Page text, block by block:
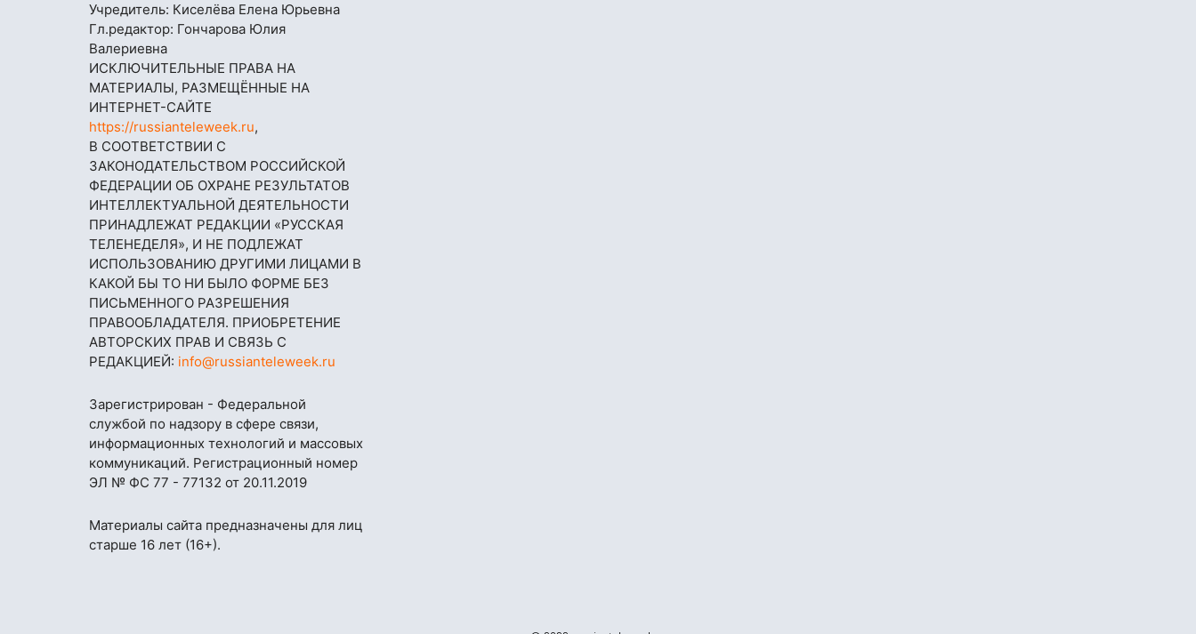
Учредитель: Киселёва Елена Юрьевна
Гл.редактор: Гончарова Юлия
Валериевна
ИСКЛЮЧИТЕЛЬНЫЕ ПРАВА НА
МАТЕРИАЛЫ, РАЗМЕЩЁННЫЕ НА
ИНТЕРНЕТ-САЙТЕ
https://russianteleweek.ru,
В СООТВЕТСТВИИ С
ЗАКОНОДАТЕЛЬСТВОМ РОССИЙСКОЙ
ФЕДЕРАЦИИ ОБ ОХРАНЕ РЕЗУЛЬТАТОВ
ИНТЕЛЛЕКТУАЛЬНОЙ ДЕЯТЕЛЬНОСТИ
ПРИНАДЛЕЖАТ РЕДАКЦИИ «РУССКАЯ
ТЕЛЕНЕДЕЛЯ», И НЕ ПОДЛЕЖАТ
ИСПОЛЬЗОВАНИЮ ДРУГИМИ ЛИЦАМИ В
КАКОЙ БЫ ТО НИ БЫЛО ФОРМЕ БЕЗ
ПИСЬМЕННОГО РАЗРЕШЕНИЯ
ПРАВООБЛАДАТЕЛЯ. ПРИОБРЕТЕНИЕ
АВТОРСКИХ ПРАВ И СВЯЗЬ С
РЕДАКЦИЕЙ: info@russianteleweek.ru
Зарегистрирован - Федеральной
службой по надзору в сфере связи,
информационных технологий и массовых
коммуникаций. Регистрационный номер
ЭЛ № ФС 77 - 77132 от 20.11.2019
Материалы сайта предназначены для лиц
старше 16 лет (16+).